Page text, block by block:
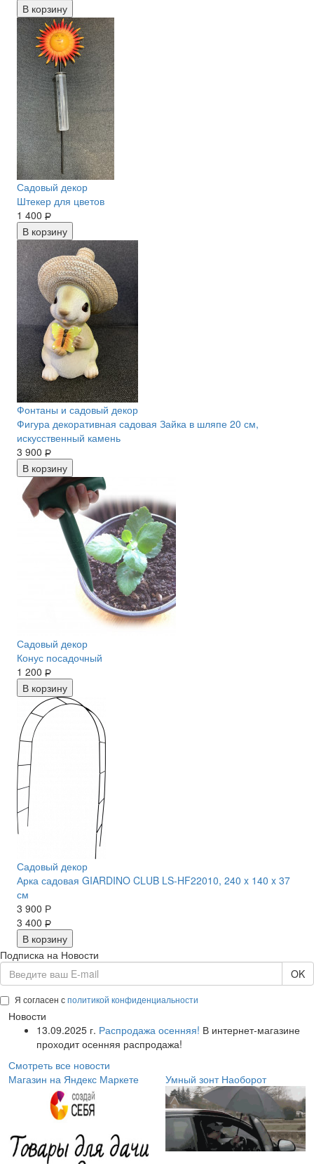
В корзину
Садовый декор
Штекер для цветов
1 400 Р
В корзину
Фонтаны и садовый декор
Фигура декоративная садовая Зайка в шляпе 20 см,
искусственный камень
3 900 Р
В корзину
Садовый декор
Конус посадочный
1 200 Р
В корзину
Садовый декор
Арка садовая GIARDINO CLUB LS-HF22010, 240 x 140 x 37
см
3 900 Р
3 400 Р
В корзину
Подписка на Новости
OK
Я согласен сполитикой конфиденциальности
Новости
13.09.2025 г. Распродажа осенняя! В интернет-магазине
проходит осенняя распродажа!
Смотреть все новости
Магазин на Яндекс Маркете
Умный зонт Наоборот